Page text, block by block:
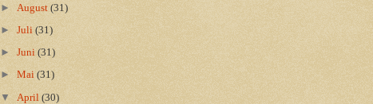
► August(31)
►Juli(31)
►Juni(31)
►Mai(31)
▼ April(30)